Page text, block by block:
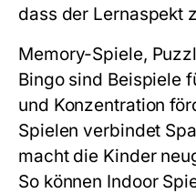
dass der Lernaspekt
Memory-Spiele,
Bingo sind Beispiele
und Konzentration
Spielen verbindet
macht die Kinder
So können Indoor